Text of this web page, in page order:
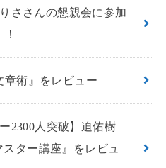
ささんの懇親会に参加
章術』をレビュー
2300人突破】迫佑樹
スター講座』をレビュ